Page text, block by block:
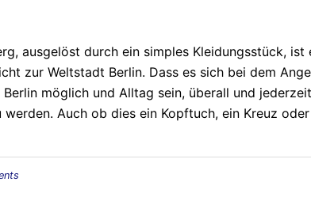
ausgelöst durch ein simples Kleidungsstück, ist
zur Weltstadt Berlin. Dass es sich bei dem
möglich und Alltag sein, überall und
Auch ob dies ein Kopftuch, ein Kreuz